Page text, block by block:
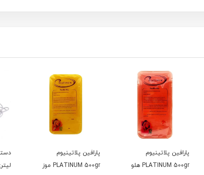
پارافین پلاتینیوم
PLATINUM 500gr هلو
پارافین پلاتینیوم
PLATINUM 500gr موز